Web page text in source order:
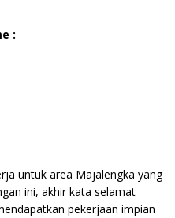
:
untuk area Majalengka yang
ini, akhir kata selamat
pekerjaan impian